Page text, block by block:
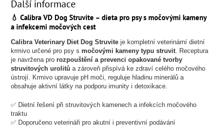
Další informace
💧 Calibra VD Dog Struvite – dieta pro psy s močovými kameny
a infekcemi močových cest
Calibra Veterinary Diet Dog Struvite je kompletní veterinární dietní
krmivo určené pro psy smočovými kameny typu struvit. Receptura
je navržena prorozpouštění a prevenci opakované tvorby
struvitových urolitů a zároveň přispívá ke zdraví celého močového
ústrojí. Krmivo upravuje pH moči, reguluje hladinu minerálů a
obsahuje aktivní látky na podporu imunity i detoxikace.
✅ Dietní řešení při struvitových kamenech a infekcích močového
traktu
✅ Doporučeno veterináři pro akutní i preventivní podávání